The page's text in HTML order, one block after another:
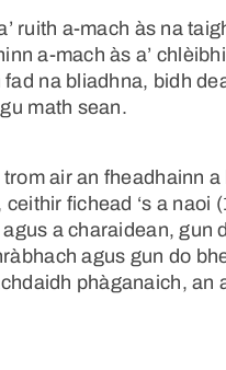
ruith a-mach às na
a-mach às a’
na bliadhna, bidh
math sean.
air an fheadhainn a
fichead ‘s a naoi
a charaidean, gun
agus gun do
phàganaich, an